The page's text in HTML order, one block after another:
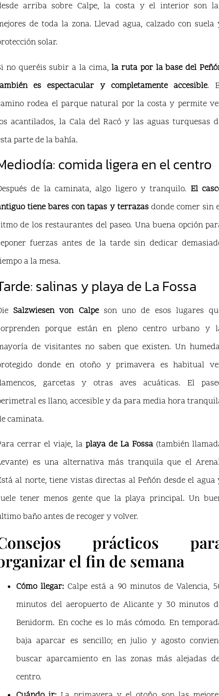
arriba sobre Calpe, la costa y el interior son
de toda la zona. Llevad agua, calzado con suela
solar.
no queréis subir a la cima,la ruta por la base del
es espectacular y completamente accesible.
rodea el parque natural por la costa y permite
acantilados, la Cala del Racó y las aguas turquesas
parte de la bahía.
comida ligera en el centro
de la caminata, algo ligero y tranquilo. El
tiene bares con tapas y terrazasdonde comer sin
de los restaurantes del paseo. Una buena opción
fuerzas antes de la tarde sin dedicar
a la mesa.
salinas y playa de La Fossa
Salzwiesen von Calpeson uno de esos lugares
porque están en pleno centro urbano y
de visitantes no saben que existen. Un
donde en otoño y primavera es habitual
garcetas y otras aves acuáticas. El
es llano, accesible y da para media hora
caminata.
cerrar el viaje, la playa de La Fossa(también
es una alternativa más tranquila que el
al norte, tiene vistas directas al Peñón desde el agua
tener menos gente que la playa principal. Un
baño antes de recoger y volver.
prácticos
el fin de semana
Cómo llegar:Calpe está a 90 minutos de Valencia,
minutos del aeropuerto de Alicante y 30 minutos
Benidorm. En coche es lo más cómodo. En
baja aparcar es sencillo; en julio y agosto
buscar aparcamiento en las zonas más alejadas
centro.